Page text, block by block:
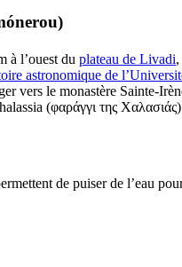
)
à l’ouest du plateau de Livadi
astronomique de
vers le monastère Sainte-
(φαράγγι της Χαλασιάς
de puiser de l’eau